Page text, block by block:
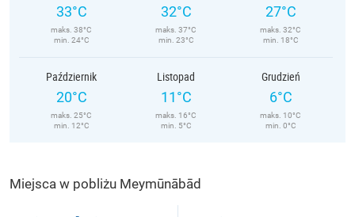
33°C
maks. 38°C
min. 24°C
32°C
maks. 37°C
min. 23°C
27°C
maks. 32°C
min. 18°C
Październik
20°C
maks. 25°C
min. 12°C
Listopad
11°C
maks. 16°C
min. 5°C
Grudzień
6°C
maks. 10°C
min. 0°C
Miejsca w pobliżu Meymūnābād